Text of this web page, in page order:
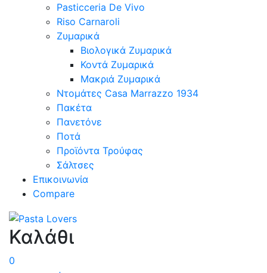
Pasticceria De Vivo
Riso Carnaroli
Ζυμαρικά
Βιολογικά Ζυμαρικά
Κοντά Ζυμαρικά
Μακριά Ζυμαρικά
Ντομάτες Casa Marrazzo 1934
Πακέτα
Πανετόνε
Ποτά
Προϊόντα Τρούφας
Σάλτσες
Επικοινωνία
Compare
Καλάθι
0